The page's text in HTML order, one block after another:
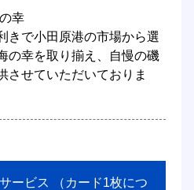
きで小田原港の市場から選
の幸を取り揃え、自慢の磯
させていただいておりま